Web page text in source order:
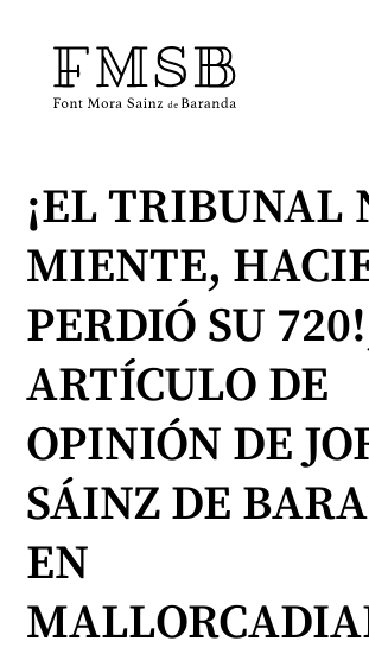
Home
Font Mora Sainz de Baranda
Services
Blog and news
How can we help you?
¡EL TRIBUNAL
MIENTE,
PERDIÓ SU
ARTÍCULO DE
OPINIÓN DE
SÁINZ DE
EN